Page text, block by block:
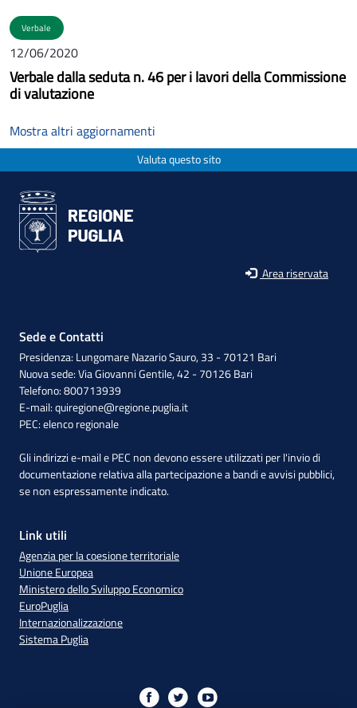
Verbale
12/06/2020
Verbale dalla seduta n. 46 per i lavori della Commissione
di valutazione
Mostra altri aggiornamenti
Valuta questo sito
Area riservata
Sede e Contatti
Presidenza: Lungomare Nazario Sauro, 33 - 70121 Bari
Nuova sede: Via Giovanni Gentile, 42 - 70126 Bari
Telefono: 800713939
E-mail:quiregione@regione.puglia.it
PEC:elenco regionale
Gli indirizzi e-mail e PEC non devono essere utilizzati per l'invio di
documentazione relativa alla partecipazione a bandi e avvisi pubblici,
se non espressamente indicato.
Link utili
Agenzia per la coesione territoriale
Unione Europea
Ministero dello Sviluppo Economico
EuroPuglia
Internazionalizzazione
Sistema Puglia